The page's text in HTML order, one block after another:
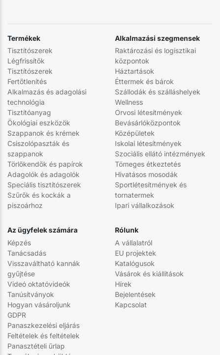
Termékek
Tisztítószerek
Légfrissítők
Tisztítószerek
Fertőtlenítés
Alkalmazás és adagolási
technológia
Tisztítóanyag
Ökológiai eszközök
Szappanok és krémek
Csiszolópaszták és
szappanok
Törlőkendők és papírok
Adagolók és adagolók
Speciális tisztítószerek
Szűrők és kockák a
piszoárhoz
Alkalmazási szegmensek
Raktározási és logisztikai
központok
Háztartások
Éttermek és bárok
Szállodák és szálláshelyek
Wellness
Orvosi létesítmények
Bevásárlóközpontok
Középületek
Iskolai létesítmények
Szociális ellátó intézmények
Tömeges étkeztetés
Hivatásos mosodák
Sportlétesítmények és
tornatermek
Ipari vállalkozások
Az ügyfelek számára
Képzés
Tanácsadás
Visszaváltható kannák
gyűjtése
Videó oktatóvideók
Tanúsítványok
Hogyan vásároljunk
GDPR
Panaszkezelési eljárás
Feltételek és feltételek
Panasztételi űrlap
Rólunk
A vállalatról
EU projektek
Katalógusok
Vásárok és kiállítások
Hírek
Bejelentések
Kapcsolat